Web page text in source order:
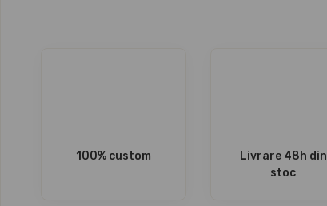
100% custom
Livrare 48h din
stoc